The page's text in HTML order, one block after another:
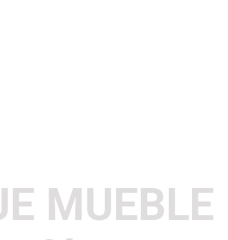
MUEBLE